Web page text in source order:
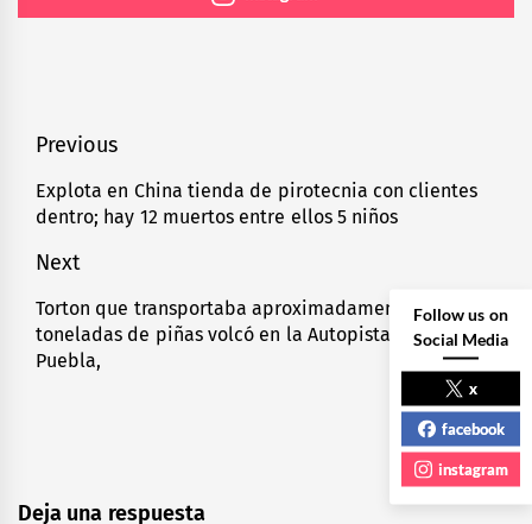
Navegación
de
entradas
Previous
Previous
post:
Explota en China tienda de pirotecnia con clientes
dentro; hay 12 muertos entre ellos 5 niños
Next
Next
post:
Torton que transportaba aproximadamente 3
toneladas de piñas volcó en la Autopista México-
Puebla,
Deja una respuesta
Follow us on
Social Media
x
facebook
instagram